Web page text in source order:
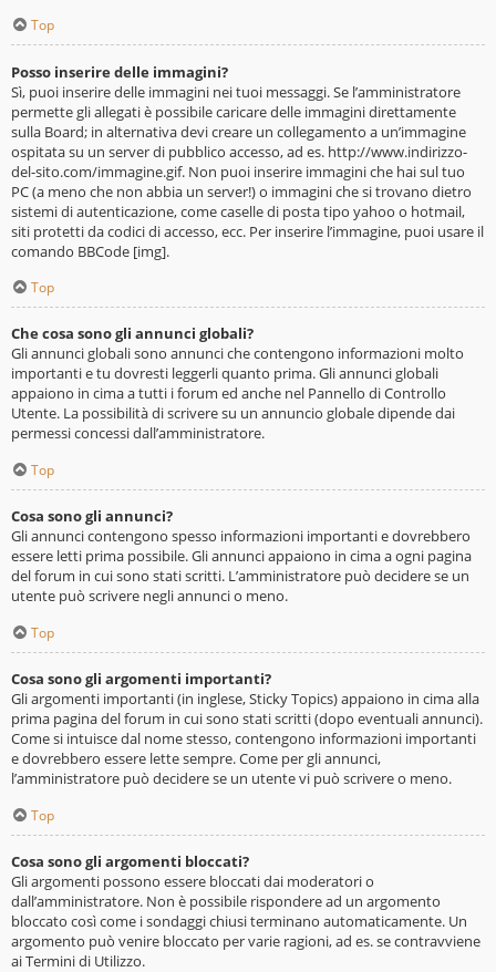
Top
Posso inserire delle immagini?
Sì, puoi inserire delle immagini nei tuoi messaggi. Se l’amministratore
permette gli allegati è possibile caricare delle immagini direttamente
sulla Board; in alternativa devi creare un collegamento a un’immagine
ospitata su un server di pubblico accesso, ad es. http://www.indirizzo-
del-sito.com/immagine.gif. Non puoi inserire immagini che hai sul tuo
PC (a meno che non abbia un server!) o immagini che si trovano dietro
sistemi di autenticazione, come caselle di posta tipo yahoo o hotmail,
siti protetti da codici di accesso, ecc. Per inserire l’immagine, puoi usare il
comando BBCode [img].
Top
Che cosa sono gli annunci globali?
Gli annunci globali sono annunci che contengono informazioni molto
importanti e tu dovresti leggerli quanto prima. Gli annunci globali
appaiono in cima a tutti i forum ed anche nel Pannello di Controllo
Utente. La possibilità di scrivere su un annuncio globale dipende dai
permessi concessi dall’amministratore.
Top
Cosa sono gli annunci?
Gli annunci contengono spesso informazioni importanti e dovrebbero
essere letti prima possibile. Gli annunci appaiono in cima a ogni pagina
del forum in cui sono stati scritti. L’amministratore può decidere se un
utente può scrivere negli annunci o meno.
Top
Cosa sono gli argomenti importanti?
Gli argomenti importanti (in inglese, Sticky Topics) appaiono in cima alla
prima pagina del forum in cui sono stati scritti (dopo eventuali annunci).
Come si intuisce dal nome stesso, contengono informazioni importanti
e dovrebbero essere lette sempre. Come per gli annunci,
l’amministratore può decidere se un utente vi può scrivere o meno.
Top
Cosa sono gli argomenti bloccati?
Gli argomenti possono essere bloccati dai moderatori o
dall’amministratore. Non è possibile rispondere ad un argomento
bloccato così come i sondaggi chiusi terminano automaticamente. Un
argomento può venire bloccato per varie ragioni, ad es. se contravviene
ai Termini di Utilizzo.